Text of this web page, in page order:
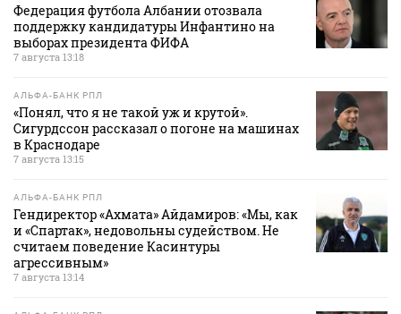
Федерация футбола Албании отозвала
поддержку кандидатуры Инфантино на
выборах президента ФИФА
7 августа 13:18
АЛЬФА-БАНК РПЛ
«Понял, что я не такой уж и крутой».
Сигурдссон рассказал о погоне на машинах
в Краснодаре
7 августа 13:15
АЛЬФА-БАНК РПЛ
Гендиректор «Ахмата» Айдамиров: «Мы, как
и «Спартак», недовольны судейством. Не
считаем поведение Касинтуры
агрессивным»
7 августа 13:14